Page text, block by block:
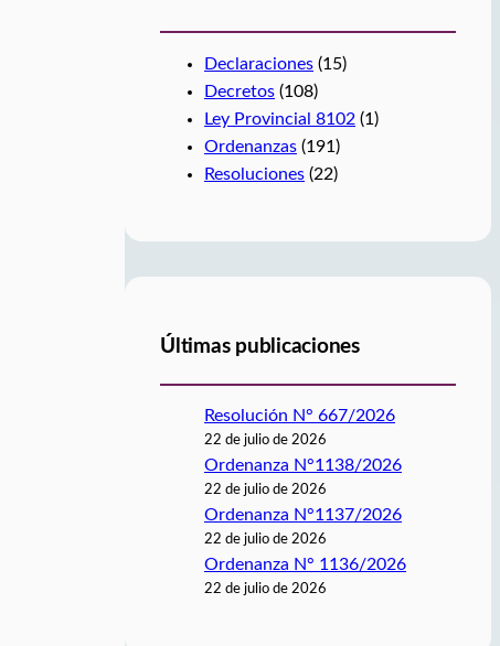
Declaraciones (15)
Decretos (108)
Ley Provincial 8102 (1)
Ordenanzas (191)
Resoluciones (22)
Últimas publicaciones
Resolución N° 667/2026
22 de julio de 2026
Ordenanza N°1138/2026
22 de julio de 2026
Ordenanza N°1137/2026
22 de julio de 2026
Ordenanza N° 1136/2026
22 de julio de 2026